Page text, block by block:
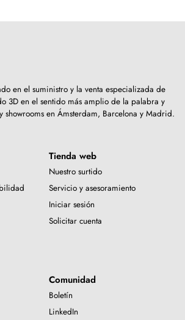
en el suministro y la venta especializada de
3D en el sentido más amplio de la palabra y
showrooms en Ámsterdam, Barcelona y Madrid.
Tienda web
Nuestro surtido
Servicio y asesoramiento
Iniciar sesión
Solicitar cuenta
Comunidad
Boletín
LinkedIn